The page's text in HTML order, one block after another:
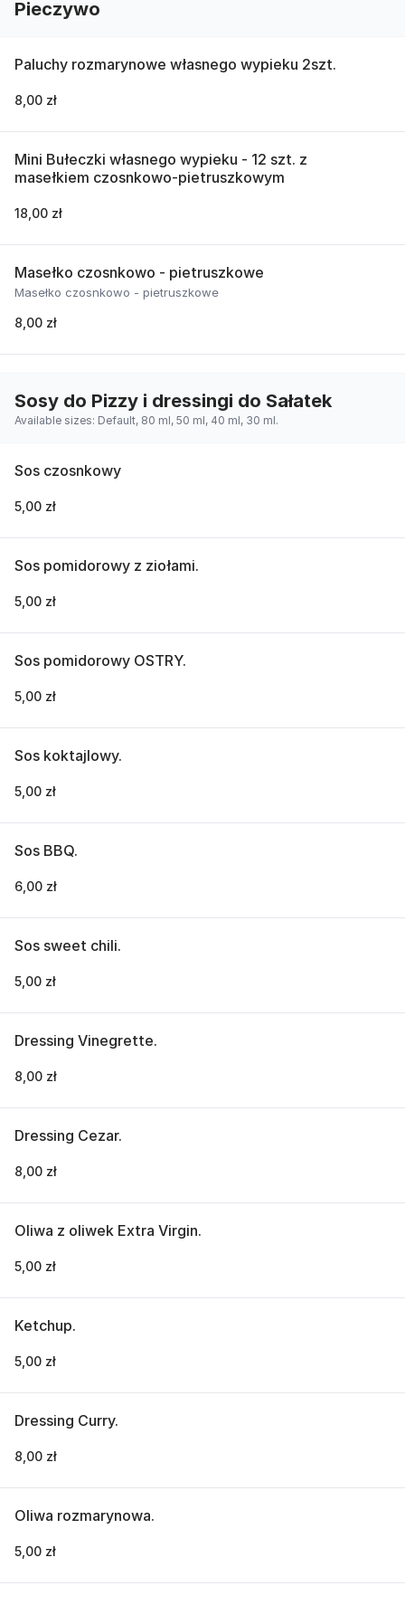
Pieczywo
Paluchy rozmarynowe własnego wypieku 2szt.
8,00 zł
Mini Bułeczki własnego wypieku - 12 szt. z
masełkiem czosnkowo-pietruszkowym
18,00 zł
Masełko czosnkowo - pietruszkowe
Masełko czosnkowo - pietruszkowe
8,00 zł
Sosy do Pizzy i dressingi do Sałatek
Available sizes: Default, 80 ml, 50 ml, 40 ml, 30 ml.
Sos czosnkowy
5,00 zł
Sos pomidorowy z ziołami.
5,00 zł
Sos pomidorowy OSTRY.
5,00 zł
Sos koktajlowy.
5,00 zł
Sos BBQ.
6,00 zł
Sos sweet chili.
5,00 zł
Dressing Vinegrette.
8,00 zł
Dressing Cezar.
8,00 zł
Oliwa z oliwek Extra Virgin.
5,00 zł
Ketchup.
5,00 zł
Dressing Curry.
8,00 zł
Oliwa rozmarynowa.
5,00 zł